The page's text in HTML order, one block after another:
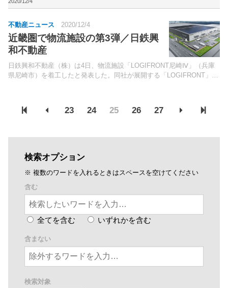
2020/12/4
不動産ニュース 2020/12/4
近畿圏で物流施設の第3弾／日鉄興
和不動産
日鉄興和不動産（株）は4日、物流施設「LOGIFRONT尼崎Ⅳ」（兵庫
県尼崎市）を着工したと発表した。同社が展開する「LOGIFRONT」シ
23 24 25 26 27
検索オプション
※ 複数のワードを入れるときはスペースを空けてください
含む
全てを含む いずれかを含む
含まない
検索対象